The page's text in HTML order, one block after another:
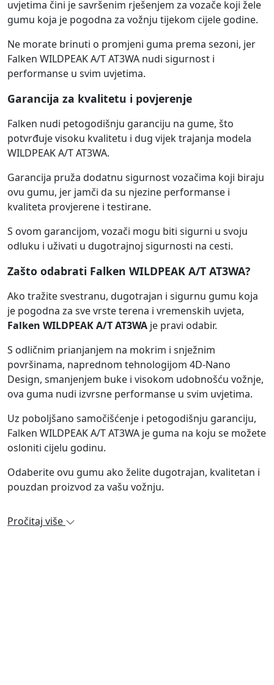
uvjetima čini je savršenim rješenjem za vozače koji žele
gumu koja je pogodna za vožnju tijekom cijele godine.
Ne morate brinuti o promjeni guma prema sezoni, jer
Falken WILDPEAK A/T AT3WA nudi sigurnost i
performanse u svim uvjetima.
Garancija za kvalitetu i povjerenje
Falken nudi petogodišnju garanciju na gume, što
potvrđuje visoku kvalitetu i dug vijek trajanja modela
WILDPEAK A/T AT3WA.
Garancija pruža dodatnu sigurnost vozačima koji biraju
ovu gumu, jer jamči da su njezine performanse i
kvaliteta provjerene i testirane.
S ovom garancijom, vozači mogu biti sigurni u svoju
odluku i uživati u dugotrajnoj sigurnosti na cesti.
Zašto odabrati Falken WILDPEAK A/T AT3WA?
Ako tražite svestranu, dugotrajan i sigurnu gumu koja
je pogodna za sve vrste terena i vremenskih uvjeta,
Falken WILDPEAK A/T AT3WA je pravi odabir.
S odličnim prianjanjem na mokrim i snježnim
površinama, naprednom tehnologijom 4D-Nano
Design, smanjenjem buke i visokom udobnošću vožnje,
ova guma nudi izvrsne performanse u svim uvjetima.
Uz poboljšano samočišćenje i petogodišnju garanciju,
Falken WILDPEAK A/T AT3WA je guma na koju se možete
osloniti cijelu godinu.
Odaberite ovu gumu ako želite dugotrajan, kvalitetan i
pouzdan proizvod za vašu vožnju.
Pročitaj više